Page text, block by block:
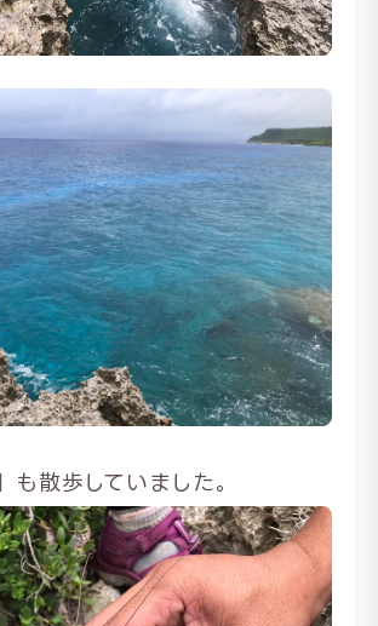
も散歩していました。